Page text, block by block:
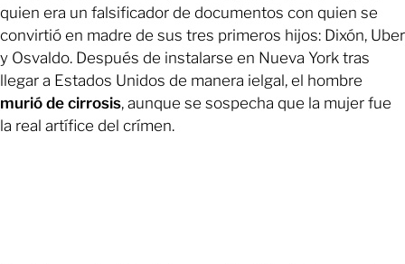
quien era un falsificador de documentos con quien se
convirtió en madre de sus tres primeros hijos: Dixón, Uber
y Osvaldo. Después de instalarse en Nueva York tras
llegar a Estados Unidos de manera ielgal, el hombre
murió de cirrosis, aunque se sospecha que la mujer fue
la real artífice del crímen.